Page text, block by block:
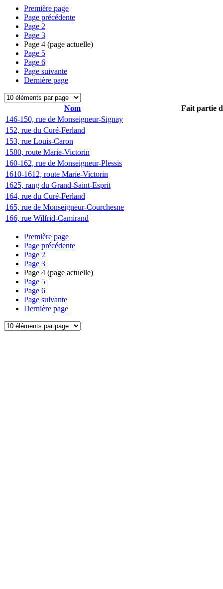
Première page
Page précédente
Page 2
Page 3
Page 4 (page actuelle)
Page 5
Page 6
Page suivante
Dernière page
Nom
Fait partie
146-150, rue de Monseigneur-Signay
152, rue du Curé-Ferland
153, rue Louis-Caron
1580, route Marie-Victorin
160-162, rue de Monseigneur-Plessis
1610-1612, route Marie-Victorin
1625, rang du Grand-Saint-Esprit
164, rue du Curé-Ferland
165, rue de Monseigneur-Courchesne
166, rue Wilfrid-Camirand
Première page
Page précédente
Page 2
Page 3
Page 4 (page actuelle)
Page 5
Page 6
Page suivante
Dernière page